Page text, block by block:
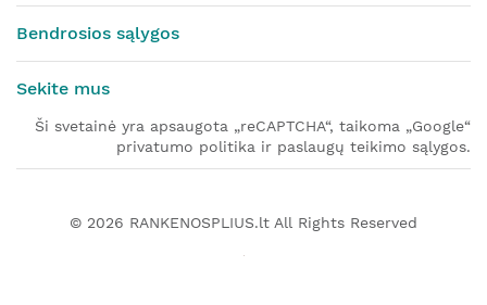
Bendrosios sąlygos
Sekite mus
Ši svetainė yra apsaugota „reCAPTCHA“, taikoma „Google“
privatumo politika ir paslaugų teikimo sąlygos.
© 2026 RANKENOSPLIUS.lt All Rights Reserved